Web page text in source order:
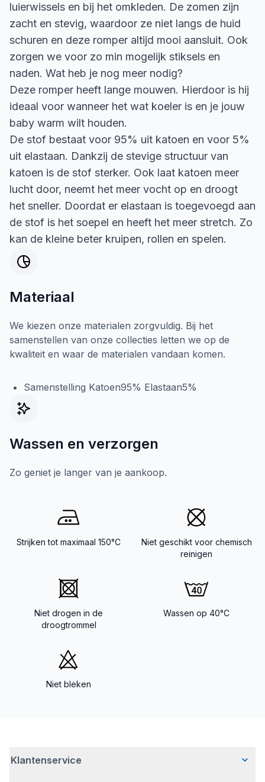
luierwissels en bij het omkleden. De zomen zijn
zacht en stevig, waardoor ze niet langs de huid
schuren en deze romper altijd mooi aansluit. Ook
zorgen we voor zo min mogelijk stiksels en
naden. Wat heb je nog meer nodig?
Deze romper heeft lange mouwen. Hierdoor is hij
ideaal voor wanneer het wat koeler is en je jouw
baby warm wilt houden.
De stof bestaat voor 95% uit katoen en voor 5%
uit elastaan. Dankzij de stevige structuur van
katoen is de stof sterker. Ook laat katoen meer
lucht door, neemt het meer vocht op en droogt
het sneller. Doordat er elastaan is toegevoegd aan
de stof is het soepel en heeft het meer stretch. Zo
kan de kleine beter kruipen, rollen en spelen.
Materiaal
We kiezen onze materialen zorgvuldig. Bij het
samenstellen van onze collecties letten we op de
kwaliteit en waar de materialen vandaan komen.
Samenstelling Katoen95% Elastaan5%
Wassen en verzorgen
Zo geniet je langer van je aankoop.
Strijken tot maximaal 150°C
Niet geschikt voor chemisch
reinigen
Niet drogen in de
droogtrommel
Wassen op 40°C
Niet bleken
Klantenservice